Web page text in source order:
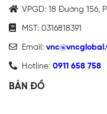
VPGD: 18 Đường 156,
MST: 0316818391
Email:
Hotline: 0911 658 758
BẢN ĐỒ